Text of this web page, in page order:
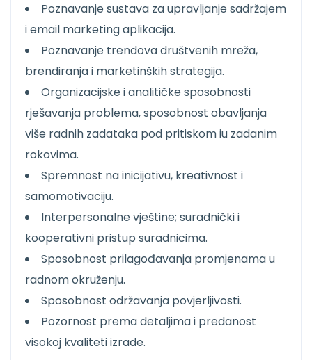
Poznavanje sustava za upravljanje sadržajem
i email marketing aplikacija.
Poznavanje trendova društvenih mreža,
brendiranja i marketinških strategija.
Organizacijske i analitičke sposobnosti
rješavanja problema, sposobnost obavljanja
više radnih zadataka pod pritiskom iu zadanim
rokovima.
Spremnost na inicijativu, kreativnost i
samomotivaciju.
Interpersonalne vještine; suradnički i
kooperativni pristup suradnicima.
Sposobnost prilagođavanja promjenama u
radnom okruženju.
Sposobnost održavanja povjerljivosti.
Pozornost prema detaljima i predanost
visokoj kvaliteti izrade.